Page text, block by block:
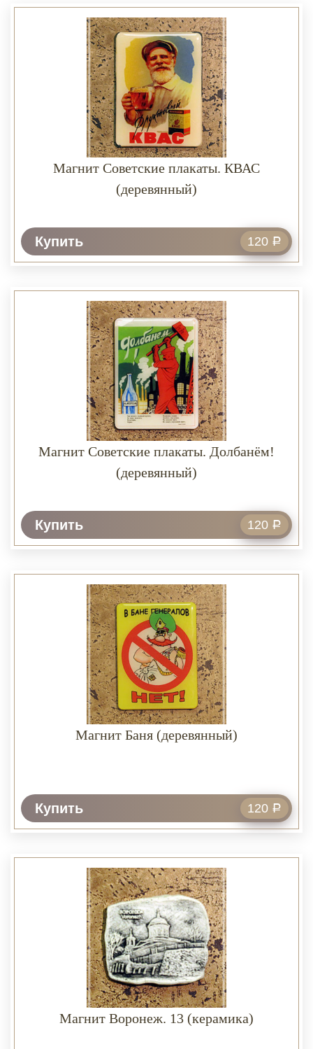
Магнит Советские плакаты. КВАС
(деревянный)
Купить 120 Р
Магнит Советские плакаты. Долбанём!
(деревянный)
Купить 120 Р
Магнит Баня (деревянный)
Купить 120 Р
Магнит Воронеж. 13 (керамика)